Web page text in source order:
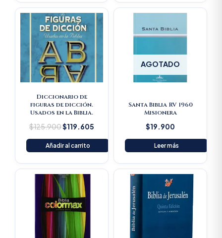
Diccionario de
figuras de dicción.
Usados en la Biblia.
$125.900
Original
price
was:
$125.900.
$119.605
Current
price
Añadir al carrito
AGOTADO
Santa Biblia RV 1960
Misionera
$19.900
Leer más